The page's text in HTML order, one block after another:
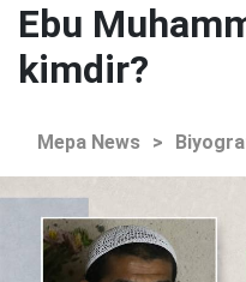
Ebu
kimdir?
Mepa News >